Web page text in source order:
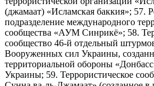
(джамаат) «Исламская баккия»; 57.
подразделение международного
сообщества «АУМ Синрикё»; 58.
сообщество 46-й отдельный
Вооруженных сил Украины,
территориальной обороны
Украины; 59. Террористическое